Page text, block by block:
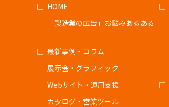
HOME
「製造業の広告」お悩みあるある
最新事例・コラム
展示会・グラフィック
Webサイト・運用支援
カタログ・営業ツール